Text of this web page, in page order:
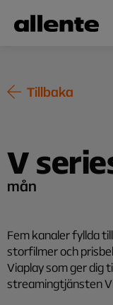
Tillbaka
V
mån
Fem kanaler fyllda
storfilmer och
Viaplay som ger dig
streamingtjänsten